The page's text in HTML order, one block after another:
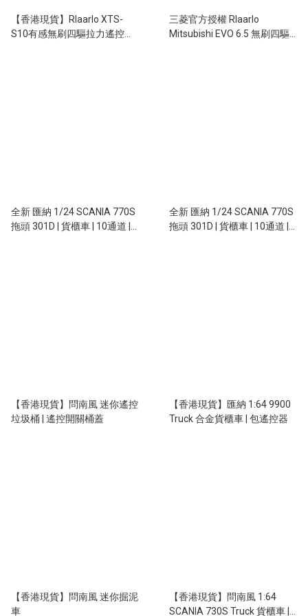
【香港現貨】Rlaarlo XTS-
S10有感無刷四驅拉力遙控車
三菱官方授權 Rlaarlo
Mitsubishi EVO 6.5 無刷四驅
全新 匯納 1/24 SCANIA 770S
拖頭 301D | 貨櫃車 | 10通道 |
全新 匯納 1/24 SCANIA 770S
拖頭 301D | 貨櫃車 | 10通道 |
【香港現貨】問南風 迷你遙控
垃圾桶 | 遙控開關桶蓋
【香港現貨】匯納 1:64 9900
Truck 合金貨櫃車 | 包遙控器
【香港現貨】問南風 迷你掘泥
車
【香港現貨】問南風 1:64
SCANIA 730S Truck 貨櫃車 |